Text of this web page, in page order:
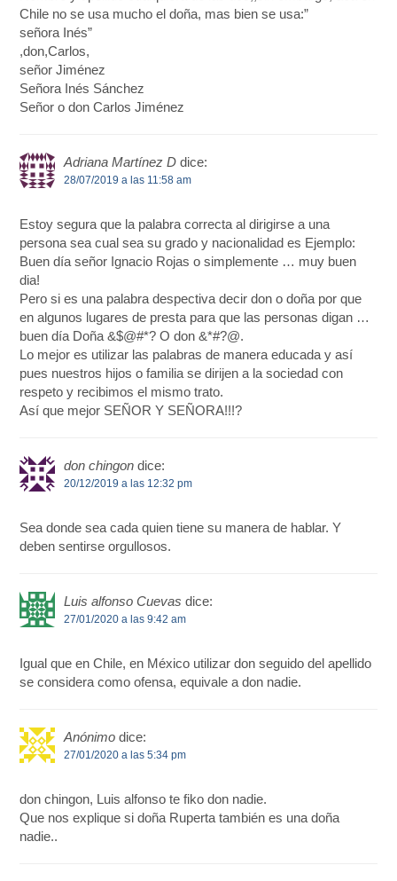
Chile no se usa mucho el doña, mas bien se usa:”
señora Inés”
,don,Carlos,
señor Jiménez
Señora Inés Sánchez
Señor o don Carlos Jiménez
Adriana Martínez D dice:
28/07/2019 a las 11:58 am
Estoy segura que la palabra correcta al dirigirse a una
persona sea cual sea su grado y nacionalidad es Ejemplo:
Buen día señor Ignacio Rojas o simplemente … muy buen
dia!
Pero si es una palabra despectiva decir don o doña por que
en algunos lugares de presta para que las personas digan …
buen día Doña &$@#*? O don &*#?@.
Lo mejor es utilizar las palabras de manera educada y así
pues nuestros hijos o familia se dirijen a la sociedad con
respeto y recibimos el mismo trato.
Así que mejor SEÑOR Y SEÑORA!!!?
don chingon dice:
20/12/2019 a las 12:32 pm
Sea donde sea cada quien tiene su manera de hablar. Y
deben sentirse orgullosos.
Luis alfonso Cuevas dice:
27/01/2020 a las 9:42 am
Igual que en Chile, en México utilizar don seguido del apellido
se considera como ofensa, equivale a don nadie.
Anónimo dice:
27/01/2020 a las 5:34 pm
don chingon, Luis alfonso te fiko don nadie.
Que nos explique si doña Ruperta también es una doña
nadie..